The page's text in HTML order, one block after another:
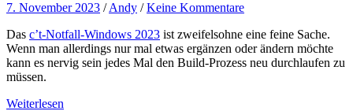
7. November 2023 /Andy /Keine Kommentare
Das c’t-Notfall-Windows 2023 ist zweifelsohne eine feine Sache.
Wenn man allerdings nur mal etwas ergänzen oder ändern möchte
kann es nervig sein jedes Mal den Build-Prozess neu durchlaufen zu
müssen.
Weiterlesen